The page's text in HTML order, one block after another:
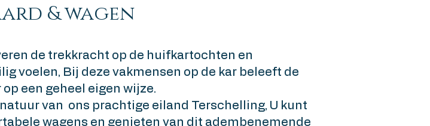
& wagen
de trekkracht op de huifkartochten en
voelen, Bij deze vakmensen op de kar beleeft de
een geheel eigen wijze.
van ons prachtige eiland Terschelling, U kunt
wagens en genieten van dit adembenemende